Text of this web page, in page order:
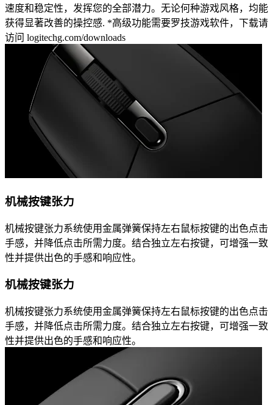
速度和稳定性，发挥您的全部潜力。无论何种游戏风格，均能
获得显著改善的操控感. *高级功能需要罗技游戏软件，下载请
访问 logitechg.com/downloads
机械按键张力
机械按键张力系统使用金属弹簧保持左右鼠标按键的出色点击
手感，并降低点击所需力度。结合独立左右按键，可增强一致
性并提供出色的手感和响应性。
机械按键张力
机械按键张力系统使用金属弹簧保持左右鼠标按键的出色点击
手感，并降低点击所需力度。结合独立左右按键，可增强一致
性并提供出色的手感和响应性。